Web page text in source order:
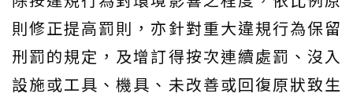
則修正提高罰則，亦針對重大違規行為保留
刑罰的規定，及增訂得按次連續處罰、沒入
設施或工具、機具、未改善或回復原狀致生